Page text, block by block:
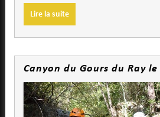
Lire la suite
Canyon du Gours du Ray